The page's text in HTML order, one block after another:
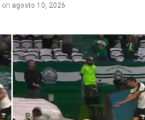
on agosto 10, 2026